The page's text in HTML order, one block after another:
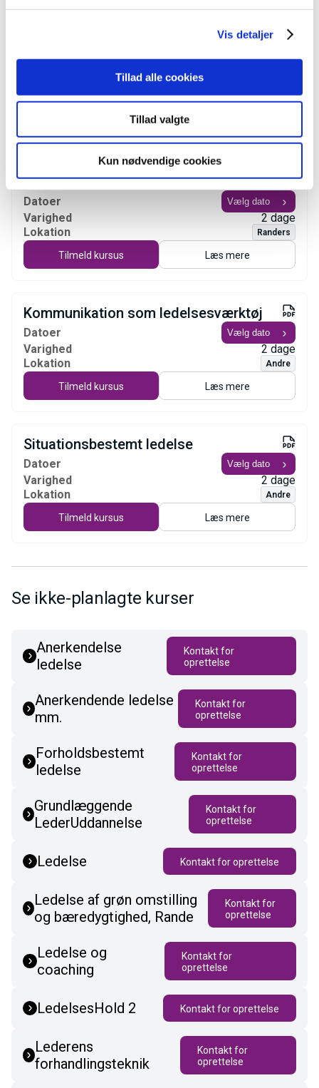
Vis detaljer
Tillad alle cookies
Tillad valgte
Kun nødvendige cookies
Lederens redskaber til
kompetenceudvikling
Datoer
Varighed
2 dage
Lokation
Randers
Tilmeld kursus Læs mere
Kommunikation som ledelsesværktøj
Datoer
Varighed
2 dage
Lokation
Andre
Tilmeld kursus Læs mere
Situationsbestemt ledelse
Datoer
Varighed
2 dage
Lokation
Andre
Tilmeld kursus Læs mere
Se ikke-planlagte kurser
Anerkendelse
ledelse
Kontakt for
oprettelse
Anerkendende ledelse
mm.
Kontakt for
oprettelse
Forholdsbestemt
ledelse
Kontakt for
oprettelse
Grundlæggende
LederUddannelse
Kontakt for
oprettelse
Ledelse Kontakt for oprettelse
Ledelse af grøn omstilling
og bæredygtighed, Rande
Kontakt for
oprettelse
Ledelse og
coaching
Kontakt for
oprettelse
LedelsesHold 2 Kontakt for oprettelse
Lederens
forhandlingsteknik
Kontakt for
oprettelse